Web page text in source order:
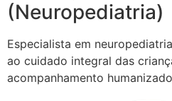
(Neuropediatria)
Especialista em
ao cuidado integral das
acompanhamento